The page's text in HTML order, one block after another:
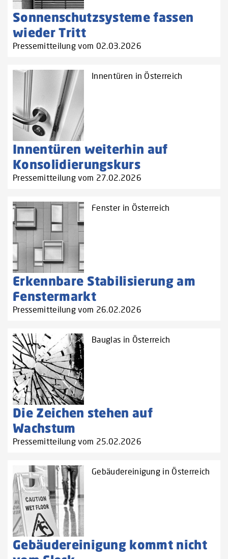
Sonnenschutzsysteme fassen
wieder Tritt
Pressemitteilung vom 02.03.2026
Innentüren in Österreich
Innentüren weiterhin auf
Konsolidierungskurs
Pressemitteilung vom 27.02.2026
Fenster in Österreich
Erkennbare Stabilisierung am
Fenstermarkt
Pressemitteilung vom 26.02.2026
Bauglas in Österreich
Die Zeichen stehen auf
Wachstum
Pressemitteilung vom 25.02.2026
Gebäudereinigung in Österreich
Gebäudereinigung kommt nicht